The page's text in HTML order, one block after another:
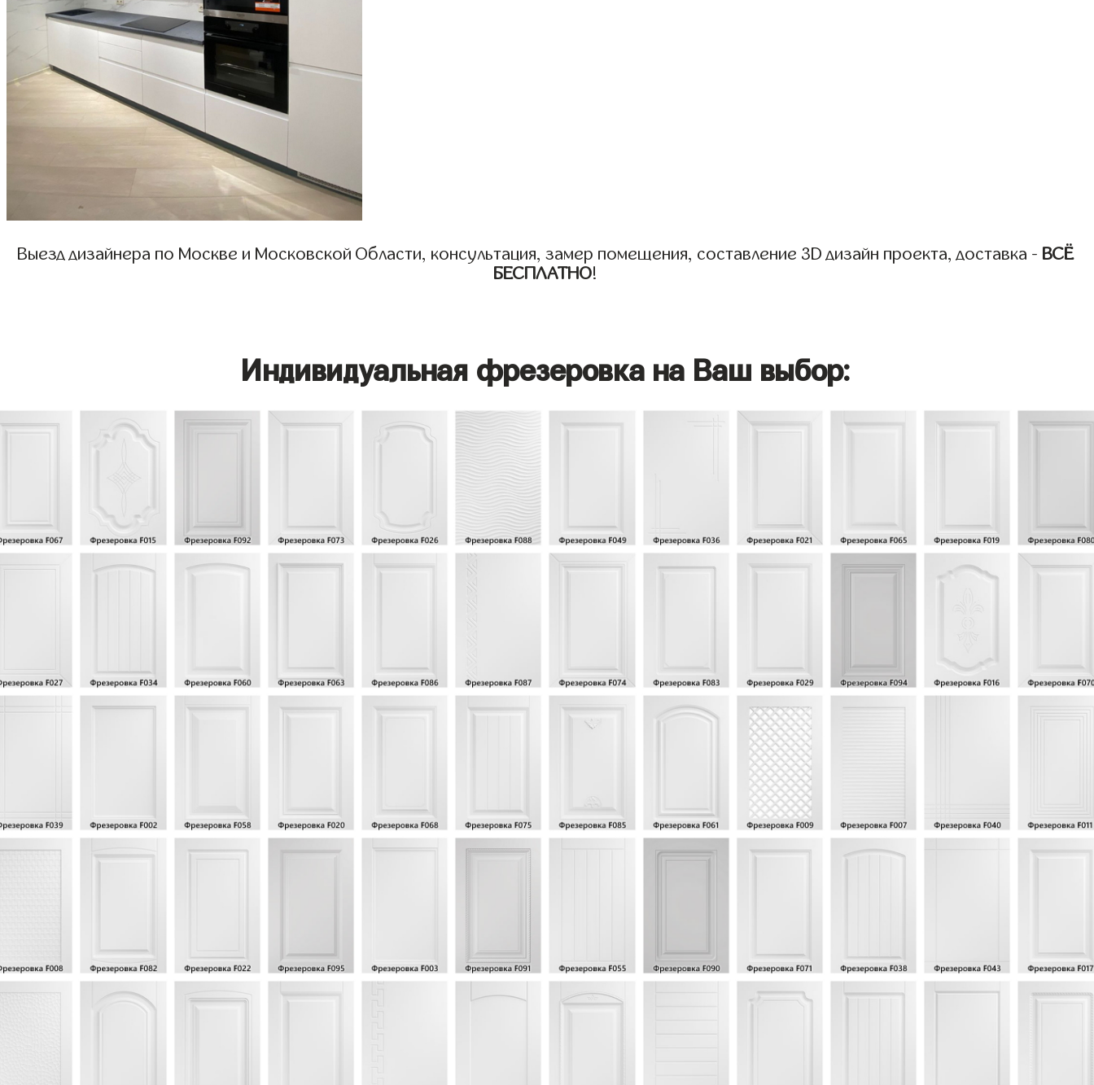
Выезд дизайнера по Москве и Московской Области, консультация, замер помещения, составление 3D дизайн проекта, доставка - ВСЁ
БЕСПЛАТНО!
Индивидуальная фрезеровка на Ваш выбор: